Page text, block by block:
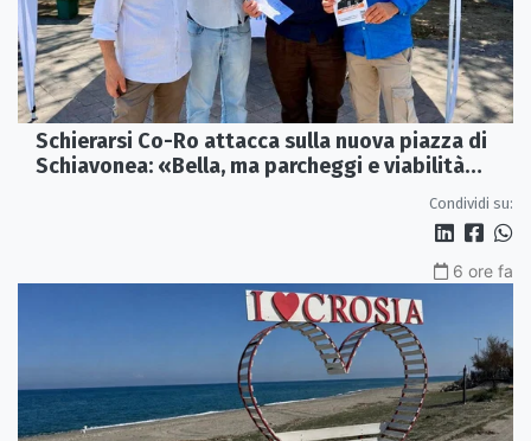
Schierarsi Co-Ro attacca sulla nuova piazza di
Schiavonea: «Bella, ma parcheggi e viabilità
Condividi su:
6 ore fa